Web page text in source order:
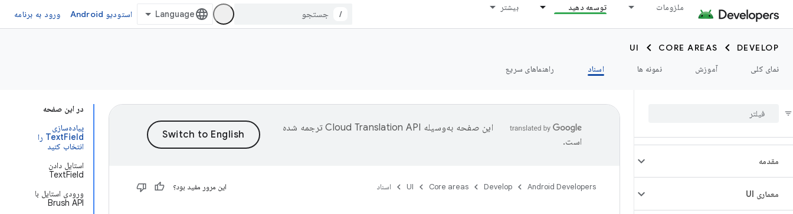
ملزومات توسعه دهید بیشتر
/ استودیو Android ورود به برنامه
DEVELOP
CORE AREAS
UI
نمای کلی
آموزش نمونه ها اسناد راهنماهای سریع
مقدمه
معماری UI
در این صفحه
پیاده‌سازی
TextField را
انتخاب کنید
استایل دادن
TextField
ورودی استایل با
Brush API
این صفحه به‌وسیله
ترجمه شده
است.
Android Developers
Develop
Core areas
UI اسناد این مرور مفید بود؟